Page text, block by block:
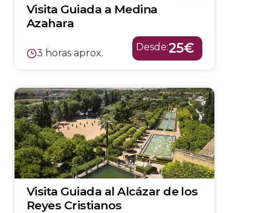
Visita Guiada a Medina
Azahara
3 horas aprox.
Desde:25€
Visita Guiada al Alcázar de los
Reyes Cristianos